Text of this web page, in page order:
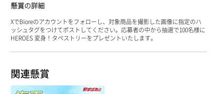
懸賞の詳細
XでBioreのアカウントをフォローし、対象商品を撮影した画像に指定のハ
ッシュタグをつけてポストしてください。応募者の中から抽選で100名様に
HEROES 変身！タペストリーをプレゼントいたします。
関連懸賞